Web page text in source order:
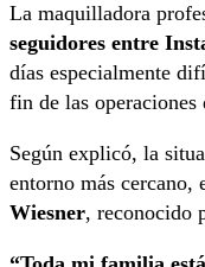
La maquilladora
seguidores entre
días especialmente
fin de las operaciones
Según explicó, la
entorno más cercano,
Wiesner, reconocido